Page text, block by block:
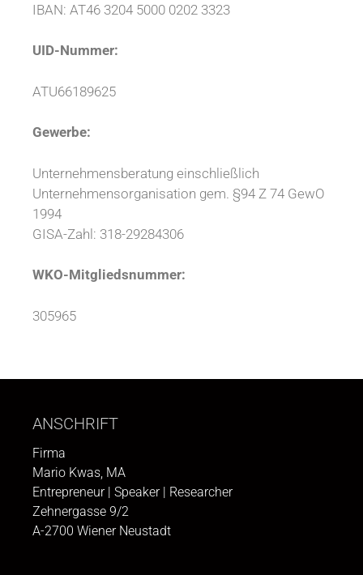
IBAN: AT46 3204 5000 0202 3323
UID-Nummer:
ATU66189625
Gewerbe:
Unternehmensberatung einschließlich
Unternehmensorganisation gem. §94 Z 74 GewO
1994
GISA-Zahl: 318-29284306
WKO-Mitgliedsnummer:
305965
ANSCHRIFT
Firma
Mario Kwas, MA
Entrepreneur | Speaker | Researcher
Zehnergasse 9/2
A-2700 Wiener Neustadt